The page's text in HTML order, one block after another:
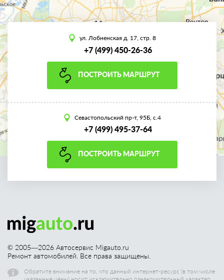
ул. Лобненская д. 17, стр. 8
+7 (499) 450-26-36
ПОСТРОИТЬ МАРШРУТ
Севастопольский пр-т, 95Б, с.4
+7 (499) 495-37-64
ПОСТРОИТЬ МАРШРУТ
© 2005—2026 Автосервис Migauto.ru
Ремонт автомобилей. Все права защищены.
Обратите внимание на то, что данный интернет-ресурс (в том числе